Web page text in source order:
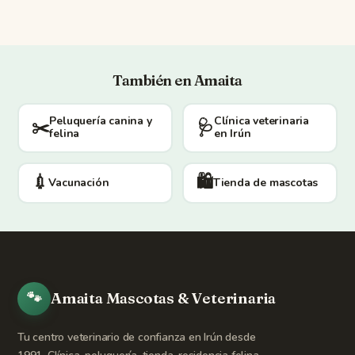
También en Amaita
✂️Peluquería canina y
felina
🩺Clínica veterinaria
en Irún
💉Vacunación 🛍️Tienda de mascotas
🐾 Amaita Mascotas & Veterinaria
Tu centro veterinario de confianza en Irún desde